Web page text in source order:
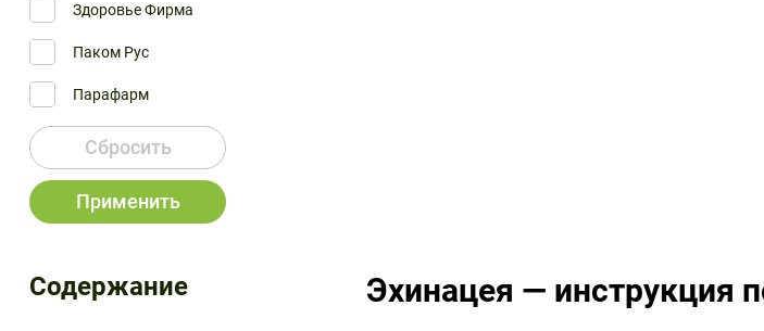
Здоровье Фирма
Паком Рус
Парафарм
Русфик (остальное)
Тульская ФФ
Хеель
Сбросить
Применить
Содержание Эхинацея — инструкция